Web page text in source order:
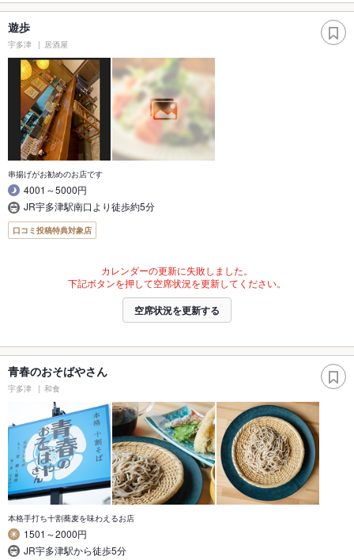
遊歩
宇多津 居酒屋
串揚げがお勧めのお店です
4001～5000円
JR宇多津駅南口より徒歩約5分
口コミ投稿特典対象店
カレンダーの更新に失敗しました。
下記ボタンを押して空席状況を更新してください。
空席状況を更新する
青春のおそばやさん
宇多津 和食
本格手打ち十割蕎麦を味わえるお店
1501～2000円
JR宇多津駅から徒歩5分